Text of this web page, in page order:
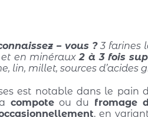
– vous ?3 farines
et en minéraux2 à 3 fois
lin, millet, sources d’acides
est notable dans le pain
compoteou du fromage
, en